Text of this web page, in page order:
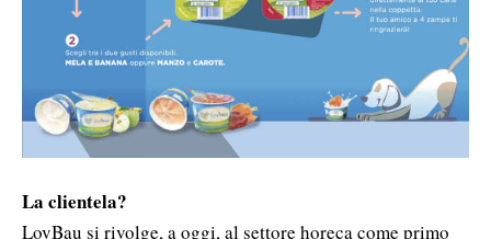
La clientela?
LovBau si rivolge, a oggi, al settore horeca come primo